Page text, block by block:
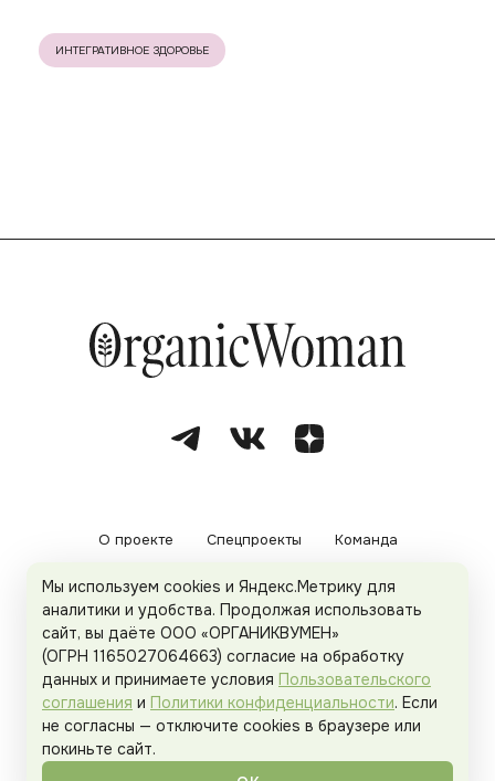
ИНТЕГРАТИВНОЕ ЗДОРОВЬЕ
О проекте Спецпроекты Команда
Рекламодателям Политика конфиденциальности
Пользовательское соглашение
Organicwoman.ru . Все права защищены.
Мы используем cookies и Яндекс.Метрику для
аналитики и удобства. Продолжая использовать
сайт, вы даёте ООО «ОРГАНИКВУМЕН»
(ОГРН 1165027064663) согласие на обработку
данных и принимаете условия Пользовательского
соглашения и Политики конфиденциальности. Если
не согласны — отключите cookies в браузере или
покиньте сайт.